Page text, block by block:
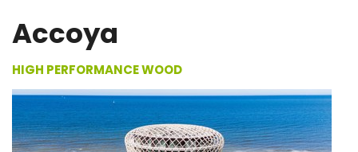
Accoya
HIGH PERFORMANCE WOOD